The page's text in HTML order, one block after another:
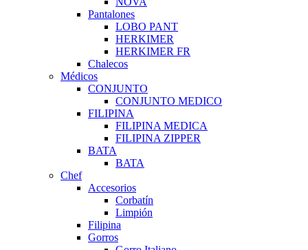
Pantalones
LOBO PANT
HERKIMER
HERKIMER FR
Chalecos
Médicos
CONJUNTO
CONJUNTO MEDICO
FILIPINA
FILIPINA MEDICA
FILIPINA ZIPPER
BATA
BATA
Chef
Accesorios
Corbatín
Limpión
Filipina
Gorros